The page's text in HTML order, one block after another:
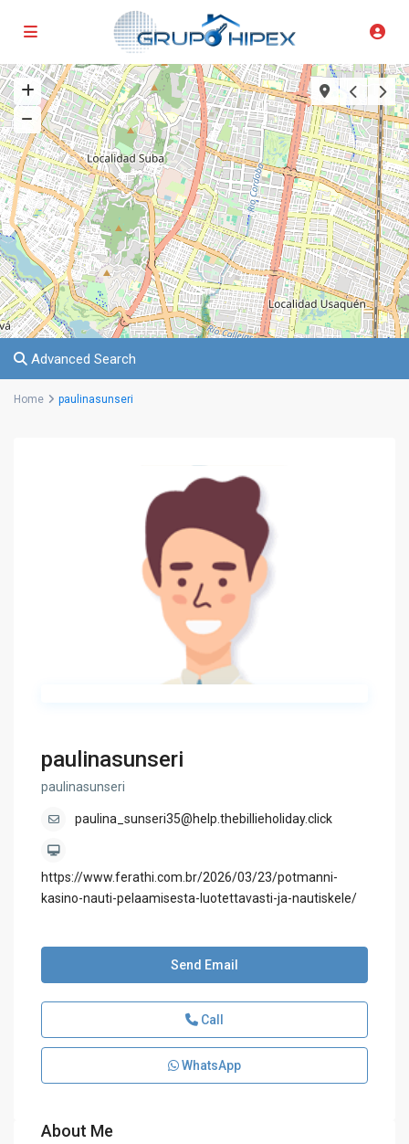
Advanced Search
Home paulinasunseri
paulinasunseri
paulinasunseri
paulina_sunseri35@help.thebillieholiday.click
https://www.ferathi.com.br/2026/03/23/potmanni-
kasino-nauti-pelaamisesta-luotettavasti-ja-nautiskele/
Send Email
Call
WhatsApp
About Me